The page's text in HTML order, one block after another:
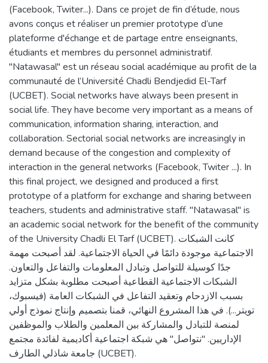
(Facebook, Twiter...). Dans ce projet de fin d’étude, nous
avons conçus et réaliser un premier prototype d’une
plateforme d'échange et de partage entre enseignants,
étudiants et membres du personnel administratif.
"Natawasal" est un réseau social académique au profit de la
communauté de l’Université Chadli Bendjedid El-Tarf
(UCBET). Social networks have always been present in
social life. They have become very important as a means of
communication, information sharing, interaction, and
collaboration. Sectorial social networks are increasingly in
demand because of the congestion and complexity of
interaction in the general networks (Facebook, Twiter ...). In
this final project, we designed and produced a first
prototype of a platform for exchange and sharing between
teachers, students and administrative staff. "Natawasal" is
an academic social network for the benefit of the community
of the University Chadli El Tarf (UCBET). كانت الشبكات
الاجتماعية موجودة دائمًا في الحياة الاجتماعية. لقد أصبحت مهمة
جدًا كوسيلة للتواصل وتبادل المعلومات والتفاعل والتعاون.
الشبكات الاجتماعية القطاعية أصبحت مطلوبة بشكل متزايد
بسبب الازدحام وتعقيد التفاعل في الشبكات العامة (فيسبوك،
تويتر...). في هذا المشروع النهائي، قمنا بتصميم وإنتاج نموذج أولي
لمنصة للتبادل والمشاركة بين المعلمين والطلاب والموظفين
الإداريين. "نتواصل" هي شبكة اجتماعية أكاديمية لفائدة مجتمع
جامعة شاذلي الطارف (UCBET).